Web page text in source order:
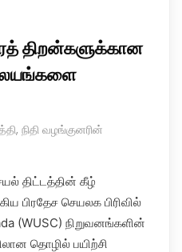
திறன்களுக்கான
, நிதி வழங்குனரின்
திட்டத்தின் கீழ்
பிரதேச செயலக பிரிவில்
(WUSC) நிறுவனங்களின்
தொழில் பயிற்சி